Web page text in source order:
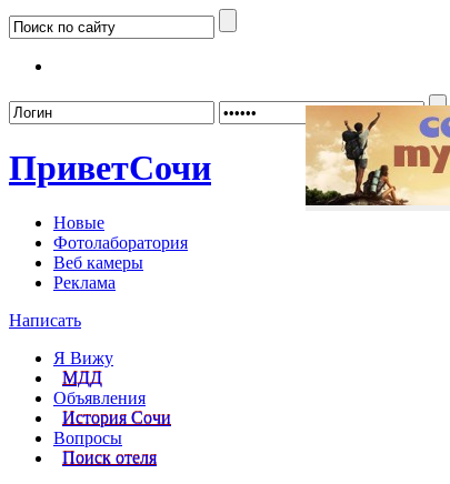
ПриветСочи
Новые
Фотолаборатория
Веб камеры
Реклама
Написать
Я Вижу
МДД
Объявления
История Сочи
Вопросы
Поиск отеля